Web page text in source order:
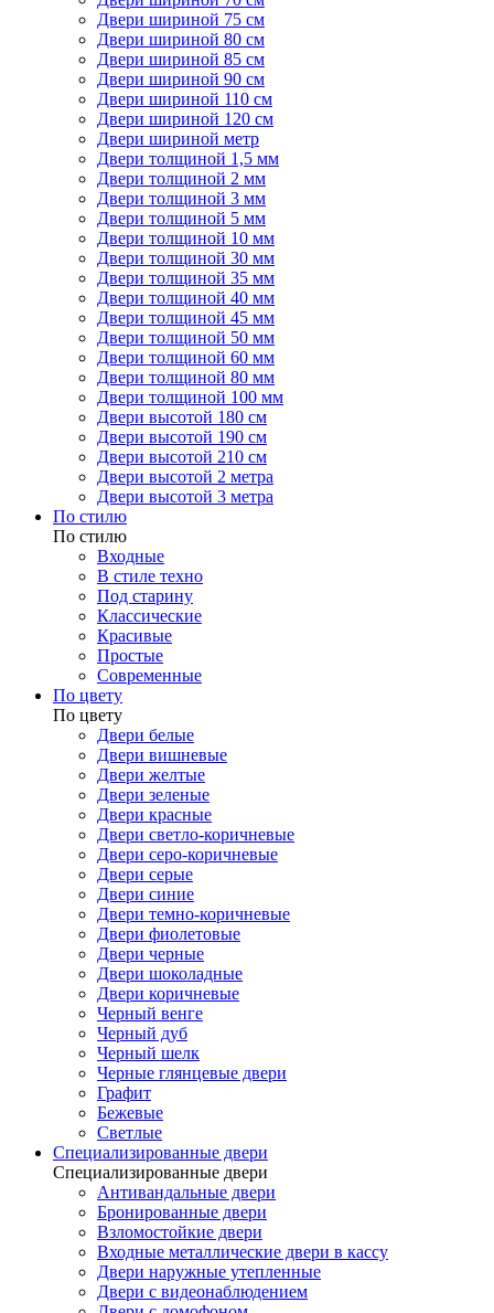
Двери шириной 75 см
Двери шириной 80 см
Двери шириной 85 см
Двери шириной 90 см
Двери шириной 110 см
Двери шириной 120 см
Двери шириной метр
Двери толщиной 1,5 мм
Двери толщиной 2 мм
Двери толщиной 3 мм
Двери толщиной 5 мм
Двери толщиной 10 мм
Двери толщиной 30 мм
Двери толщиной 35 мм
Двери толщиной 40 мм
Двери толщиной 45 мм
Двери толщиной 50 мм
Двери толщиной 60 мм
Двери толщиной 80 мм
Двери толщиной 100 мм
Двери высотой 180 см
Двери высотой 190 см
Двери высотой 210 см
Двери высотой 2 метра
Двери высотой 3 метра
По стилю
По стилю
Входные
В стиле техно
Под старину
Классические
Красивые
Простые
Современные
По цвету
По цвету
Двери белые
Двери вишневые
Двери желтые
Двери зеленые
Двери красные
Двери светло-коричневые
Двери серо-коричневые
Двери серые
Двери синие
Двери темно-коричневые
Двери фиолетовые
Двери черные
Двери шоколадные
Двери коричневые
Черный венге
Черный дуб
Черный шелк
Черные глянцевые двери
Графит
Бежевые
Светлые
Специализированные двери
Специализированные двери
Антивандальные двери
Бронированные двери
Взломостойкие двери
Входные металлические двери в кассу
Двери наружные утепленные
Двери с видеонаблюдением